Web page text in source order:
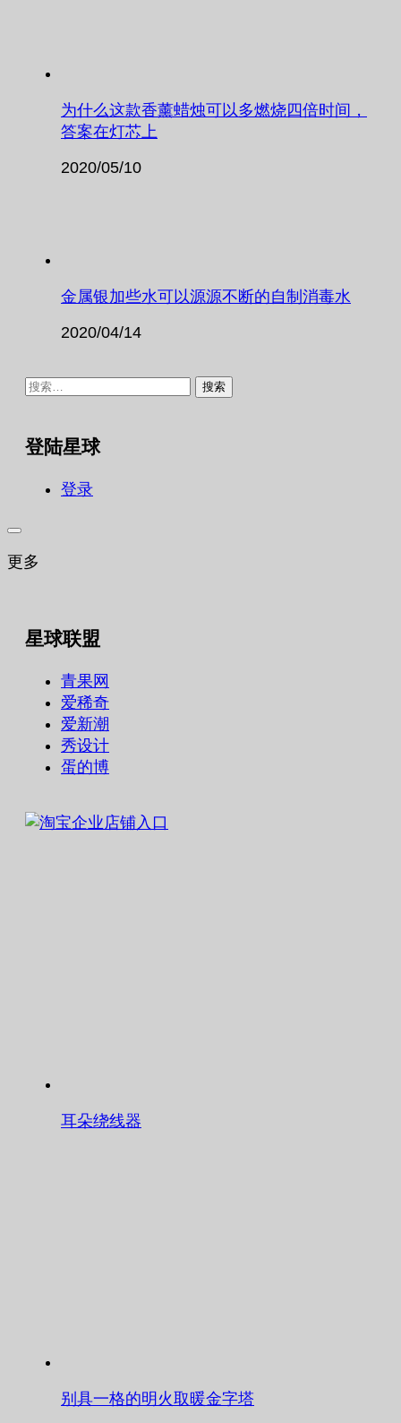
为什么这款香薰蜡烛可以多燃烧四倍时间，
答案在灯芯上
2020/05/10
金属银加些水可以源源不断的自制消毒水
2020/04/14
搜
登陆星球
登录
更多
星球联盟
青果网
爱稀奇
爱新潮
秀设计
蛋的博
耳朵绕线器
别具一格的明火取暖金字塔